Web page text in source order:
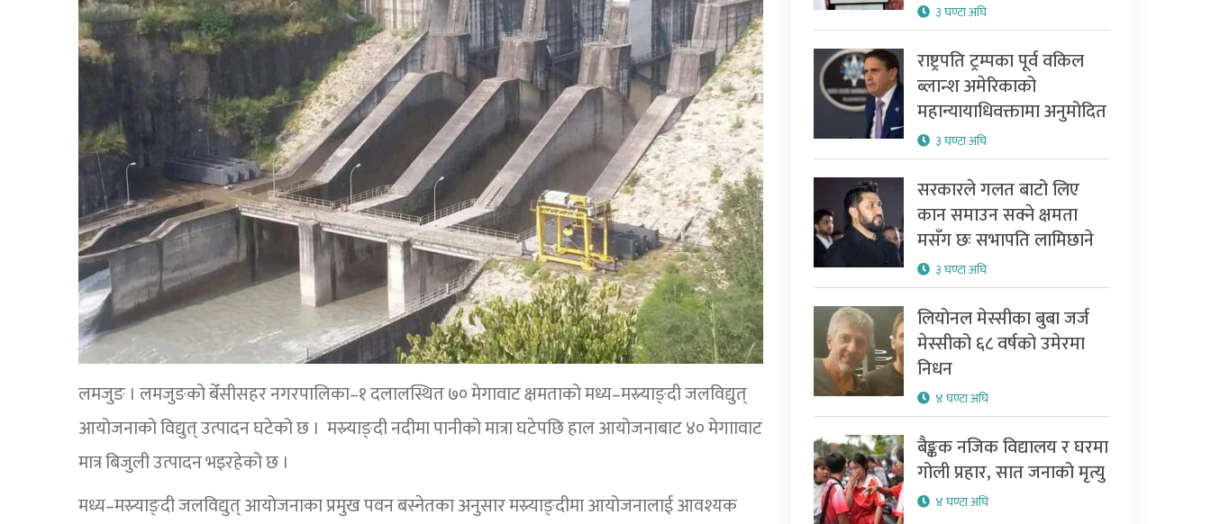
लमजुङ । लमजुङको बेँसीसहर नगरपालिका–१ दलालस्थित ७० मेगावाट क्षमताको मध्य–मस्र्याङ्दी जलविद्युत्
आयोजनाको विद्युत् उत्पादन घटेको छ । मस्र्याङ्दी नदीमा पानीको मात्रा घटेपछि हाल आयोजनाबाट ४० मेगाावाट
मात्र बिजुली उत्पादन भइरहेको छ ।
मध्य–मस्र्याङ्दी जलविद्युत् आयोजनाका प्रमुख पवन बस्नेतका अनुसार मस्र्याङ्दीमा आयोजनालाई आवश्यक
३ घण्टा अघि
राष्ट्रपति ट्रम्पका पूर्व वकिल
ब्लान्श अमेरिकाको
महान्यायाधिवक्तामा अनुमोदित
३ घण्टा अघि
सरकारले गलत बाटो लिए
कान समाउन सक्ने क्षमता
मसँग छः सभापति लामिछाने
३ घण्टा अघि
लियोनल मेस्सीका बुबा जर्ज
मेस्सीको ६८ वर्षको उमेरमा
निधन
४ घण्टा अघि
बैङ्कक नजिक विद्यालय र घरमा
गोली प्रहार, सात जनाको मृत्यु
४ घण्टा अघि